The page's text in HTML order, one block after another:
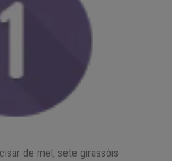
de mel, sete girassóis